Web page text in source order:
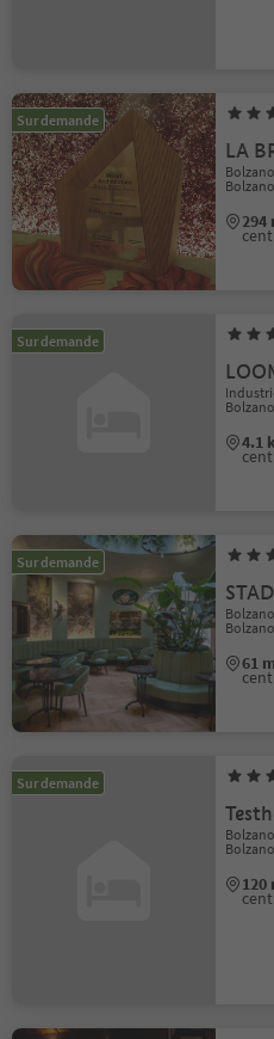
Sur demande
LA
294
Sur demande
4.1
Sur demande
61 m
Sur demande
120